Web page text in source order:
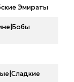
Эмираты